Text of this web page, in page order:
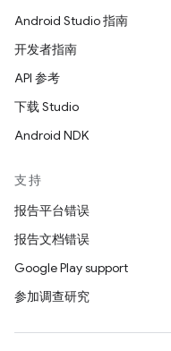
Android Studio 指南
开发者指南
API 参考
下载 Studio
Android NDK
支持
报告平台错误
报告文档错误
Google Play support
参加调查研究